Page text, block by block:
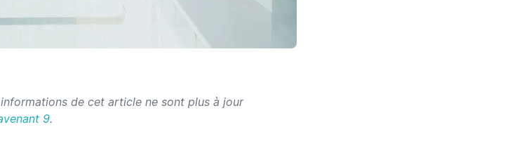
de cet article ne sont plus à jour
9.